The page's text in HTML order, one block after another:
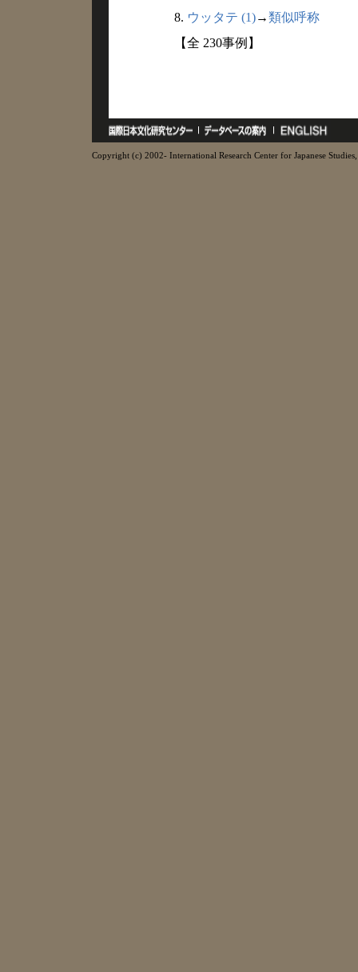
8. ウッタテ (1)→類似呼称
【全 230事例】
Copyright (c) 2002- International Research Center for Japanese